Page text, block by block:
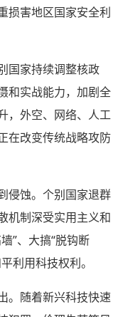
损害地区国家安全利
国家持续调整核政
和实战能力，加剧全
，外空、网络、人工
在改变传统战略攻防
侵蚀。个别国家退群
机制深受实用主义和
”、大搞“脱钩断
利用科技权利。
。随着新兴科技快速